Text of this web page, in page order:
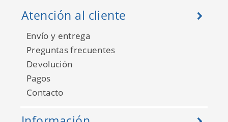
Atención al cliente
Envío y entrega
Preguntas frecuentes
Devolución
Pagos
Contacto